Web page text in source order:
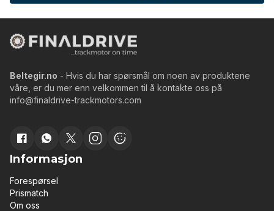
Beltegir.no - Hvis du har spørsmål om noen av produktene
våre, er du mer enn velkommen til å kontakte oss på
info@finaldrive-trackmotors.com
Informasjon
Forespørsel
Prismatch
Om oss